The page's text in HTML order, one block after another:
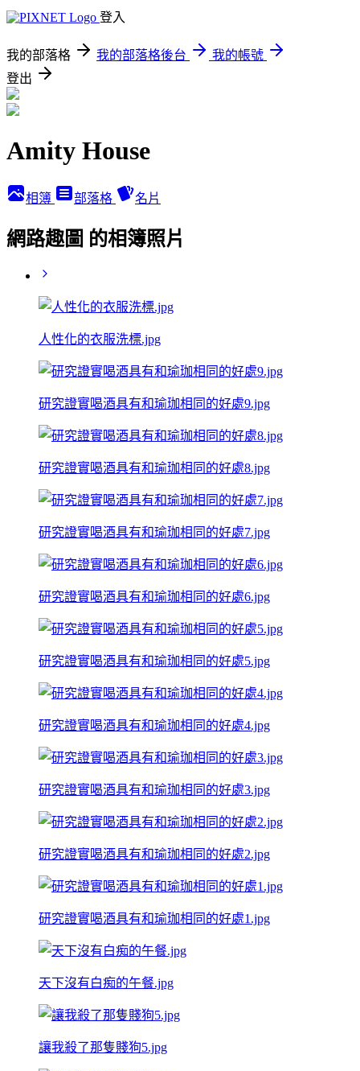
登入
我的部落格 我的部落格後台
我的帳號
登出
Amity House
相簿 部落格 名片
網路趣圖 的相簿照片
人性化的衣服洗標.jpg
研究證實喝酒具有和瑜珈相同的好處9.jpg
研究證實喝酒具有和瑜珈相同的好處8.jpg
研究證實喝酒具有和瑜珈相同的好處7.jpg
研究證實喝酒具有和瑜珈相同的好處6.jpg
研究證實喝酒具有和瑜珈相同的好處5.jpg
研究證實喝酒具有和瑜珈相同的好處4.jpg
研究證實喝酒具有和瑜珈相同的好處3.jpg
研究證實喝酒具有和瑜珈相同的好處2.jpg
研究證實喝酒具有和瑜珈相同的好處1.jpg
天下沒有白痴的午餐.jpg
讓我殺了那隻賤狗5.jpg